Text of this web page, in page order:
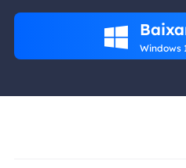
 Windows